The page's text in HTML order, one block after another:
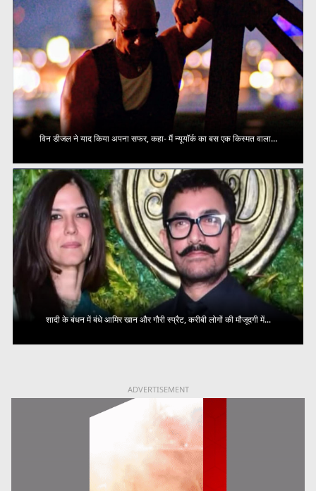
विन डीजल ने याद किया अपना सफर, कहा- मैं न्यूयॉर्क का बस एक किस्मत वाला...
शादी के बंधन में बंधे आमिर खान और गौरी स्प्रैट, करीबी लोगों की मौजूदगी में...
ADVERTISEMENT